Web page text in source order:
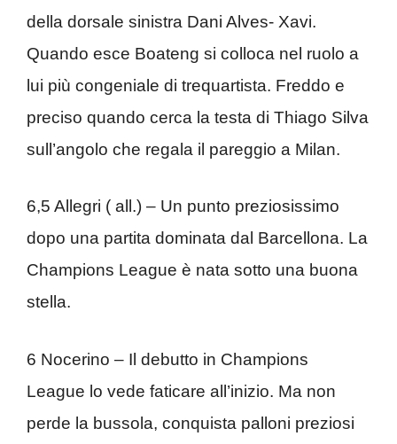
della dorsale sinistra Dani Alves- Xavi.
Quando esce Boateng si colloca nel ruolo a
lui più congeniale di trequartista. Freddo e
preciso quando cerca la testa di Thiago Silva
sull’angolo che regala il pareggio a Milan.
6,5 Allegri ( all.) – Un punto preziosissimo
dopo una partita dominata dal Barcellona. La
Champions League è nata sotto una buona
stella.
6 Nocerino – Il debutto in Champions
League lo vede faticare all’inizio. Ma non
perde la bussola, conquista palloni preziosi